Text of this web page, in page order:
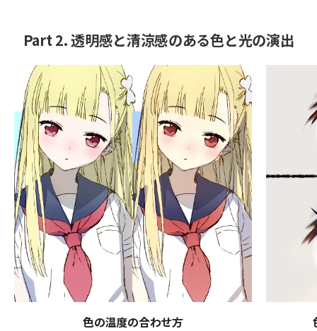
Part 2. 透明感と清涼感のある色と光の演出
色の温度の合わせ方